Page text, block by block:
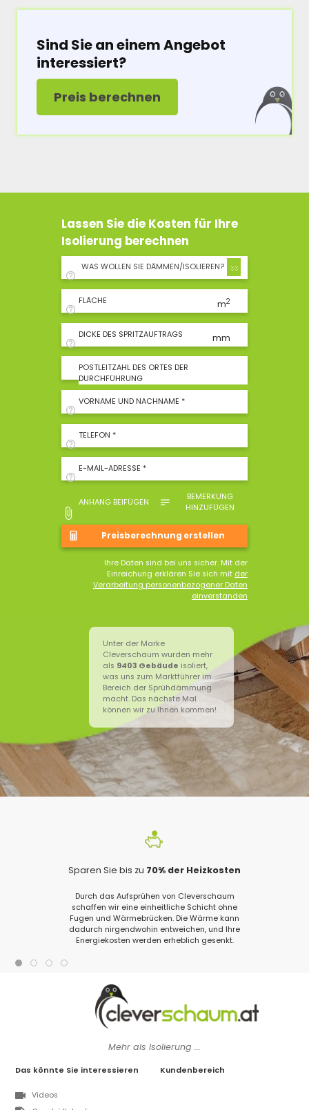
Sind Sie an einem Angebot
interessiert?
Preis berechnen
Lassen Sie die Kosten für Ihre
Isolierung berechnen
WAS WOLLEN SIE DÄMMEN/ISOLIEREN?
FLÄCHE m2
DICKE DES SPRITZAUFTRAGS mm
POSTLEITZAHL DES ORTES DER
DURCHFÜHRUNG
VORNAME UND NACHNAME *
TELEFON *
E-MAIL-ADRESSE *
ANHANG BEIFÜGEN
BEMERKUNG
HINZUFÜGEN
Ihre Daten sind bei uns sicher. Mit der
Einreichung erklären Sie sich mit der
Verarbeitung personenbezogener Daten
einverstanden
Unter der Marke
Cleverschaum wurden mehr
als 9403 Gebäude isoliert,
was uns zum Marktführer im
Bereich der Sprühdämmung
macht. Das nächste Mal
können wir zu Ihnen kommen!
Sparen Sie bis zu 70% der Heizkosten
Durch das Aufsprühen von Cleverschaum
schaffen wir eine einheitliche Schicht ohne
Fugen und Wärmebrücken. Die Wärme kann
dadurch nirgendwohin entweichen, und Ihre
Energiekosten werden erheblich gesenkt.
Mehr als Isolierung ...
Das könnte Sie interessieren
Videos
Kundenbereich